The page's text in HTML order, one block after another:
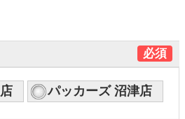
必須
パッカーズ 沼津店